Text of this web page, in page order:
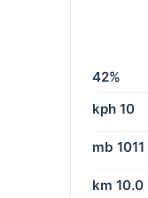
42%
10 kph
1011 mb
10.0 km